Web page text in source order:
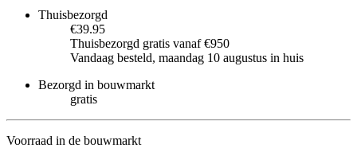
Thuisbezorgd
€39.95
Thuisbezorgd gratis vanaf €950
Vandaag besteld, maandag 10 augustus in huis
Bezorgd in bouwmarkt
gratis
Voorraad in de bouwmarkt